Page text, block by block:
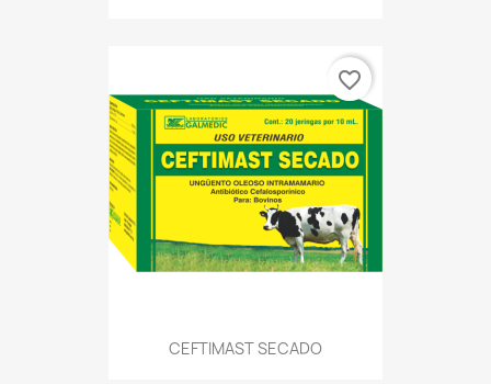
CEFTIMAST SECADO
favorite_border